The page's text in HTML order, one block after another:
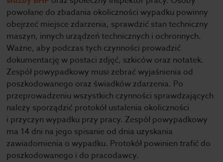
powołane do zbadania okoliczności wypadku powinny
obejrzeć miejsce zdarzenia, sprawdzić stan techniczny
maszyn, innych urządzeń technicznych i ochronnych.
Ważne, aby podczas tych czynności prowadzić
dokumentację w postaci zdjęć, szkiców oraz notatek.
Zespół powypadkowy musi zebrać wyjaśnienia od
poszkodowanego oraz świadków zdarzenia. Po
przeprowadzeniu wszystkich czynności sprawdzających
należy sporządzić protokół ustalenia okoliczności
i przyczyn wypadku przy pracy. Zespół powypadkowy
ma 14 dni na jego spisanie od dnia uzyskania
zawiadomienia o wypadku. Protokół powinien trafić do
poszkodowanego i do pracodawcy.